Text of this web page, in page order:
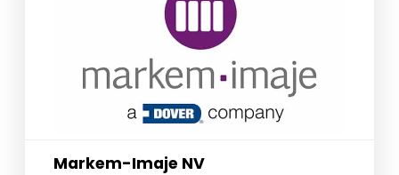
Markem-Imaje NV